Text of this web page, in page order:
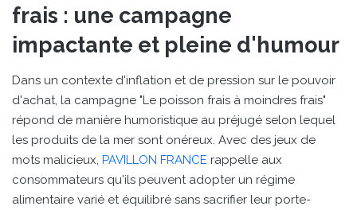
frais : une campagne
impactante et pleine d'humour
Dans un contexte d'inflation et de pression sur le pouvoir
d'achat, la campagne "Le poisson frais à moindres frais"
répond de manière humoristique au préjugé selon lequel
les produits de la mer sont onéreux. Avec des jeux de
mots malicieux, PAVILLON FRANCE rappelle aux
consommateurs qu'ils peuvent adopter un régime
alimentaire varié et équilibré sans sacrifier leur porte-